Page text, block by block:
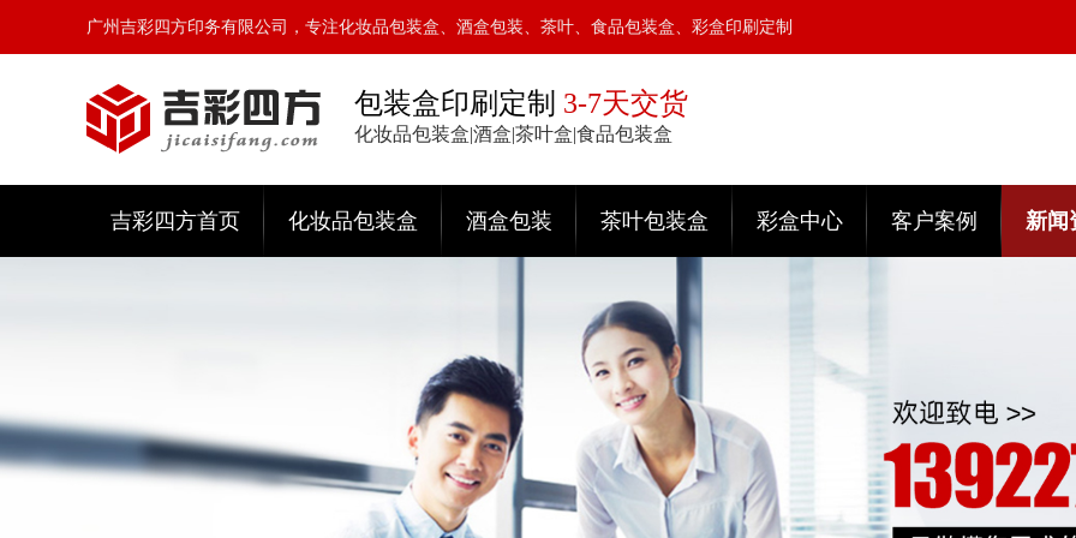
广州吉彩四方印务有限公司，专注化妆品包装盒、酒盒包装、茶叶、食品包装盒、彩盒印刷定制
包装盒印刷定制 3-7天交货
化妆品包装盒|酒盒|茶叶盒|食品包装盒
吉彩四方首页 化妆品包装盒 酒盒包装 茶叶包装盒 彩盒中心 客户案例 新闻